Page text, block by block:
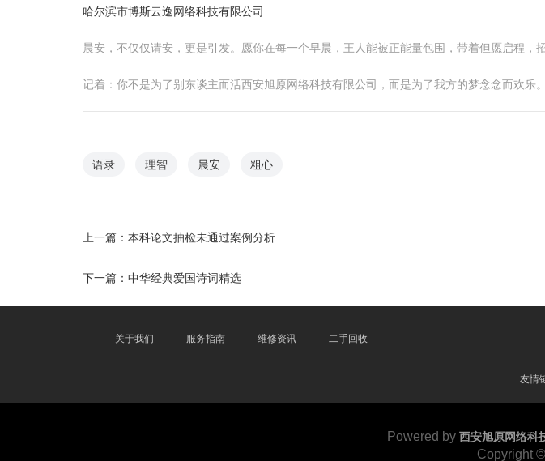
哈尔滨市博斯云逸网络科技有限公司
晨安，不仅仅请安，更是引发。愿你在每一个早晨，王人能被正能量包围，带着但愿启程，
记着：你不是为了别东谈主而活西安旭原网络科技有限公司，而是为了我方的梦念念而欢乐
语录 理智 晨安 粗心
上一篇： 本科论文抽检未通过案例分析
下一篇： 中华经典爱国诗词精选
关于我们 服务指南 维修资讯 二手回收
友情
Powered by 西安旭原网络科
Copyright